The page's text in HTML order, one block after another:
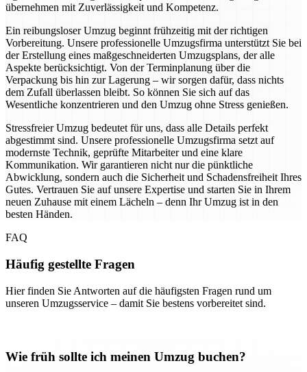
übernehmen mit Zuverlässigkeit und Kompetenz.
Ein reibungsloser Umzug beginnt frühzeitig mit der richtigen
Vorbereitung. Unsere professionelle Umzugsfirma unterstützt Sie bei
der Erstellung eines maßgeschneiderten Umzugsplans, der alle
Aspekte berücksichtigt. Von der Terminplanung über die
Verpackung bis hin zur Lagerung – wir sorgen dafür, dass nichts
dem Zufall überlassen bleibt. So können Sie sich auf das
Wesentliche konzentrieren und den Umzug ohne Stress genießen.
Stressfreier Umzug bedeutet für uns, dass alle Details perfekt
abgestimmt sind. Unsere professionelle Umzugsfirma setzt auf
modernste Technik, geprüfte Mitarbeiter und eine klare
Kommunikation. Wir garantieren nicht nur die pünktliche
Abwicklung, sondern auch die Sicherheit und Schadensfreiheit Ihres
Gutes. Vertrauen Sie auf unsere Expertise und starten Sie in Ihrem
neuen Zuhause mit einem Lächeln – denn Ihr Umzug ist in den
besten Händen.
FAQ
Häufig gestellte Fragen
Hier finden Sie Antworten auf die häufigsten Fragen rund um
unseren Umzugsservice – damit Sie bestens vorbereitet sind.
Wie früh sollte ich meinen Umzug buchen?